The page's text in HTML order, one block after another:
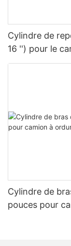
Cylindre de
16 '') pour le
Cylindre de
pouces pour